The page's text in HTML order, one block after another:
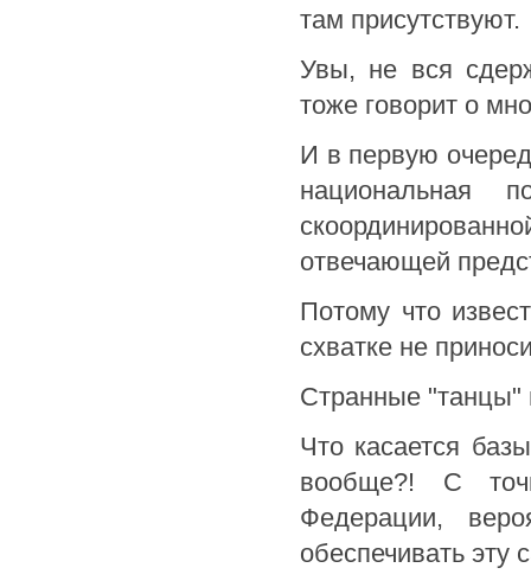
там присутствуют.
Увы, не вся
тоже говорит о
И в первую
национальная
отвечающей
Потому что
схватке не
Странные "танцы"
Что касается
вообще?! С
Федерации,
обеспечивать эту